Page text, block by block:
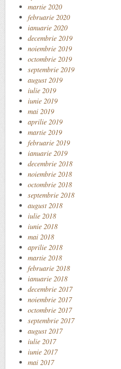
martie 2020
februarie 2020
ianuarie 2020
decembrie 2019
noiembrie 2019
octombrie 2019
septembrie 2019
august 2019
iulie 2019
iunie 2019
mai 2019
aprilie 2019
martie 2019
februarie 2019
ianuarie 2019
decembrie 2018
noiembrie 2018
octombrie 2018
septembrie 2018
august 2018
iulie 2018
iunie 2018
mai 2018
aprilie 2018
martie 2018
februarie 2018
ianuarie 2018
decembrie 2017
noiembrie 2017
octombrie 2017
septembrie 2017
august 2017
iulie 2017
iunie 2017
mai 2017